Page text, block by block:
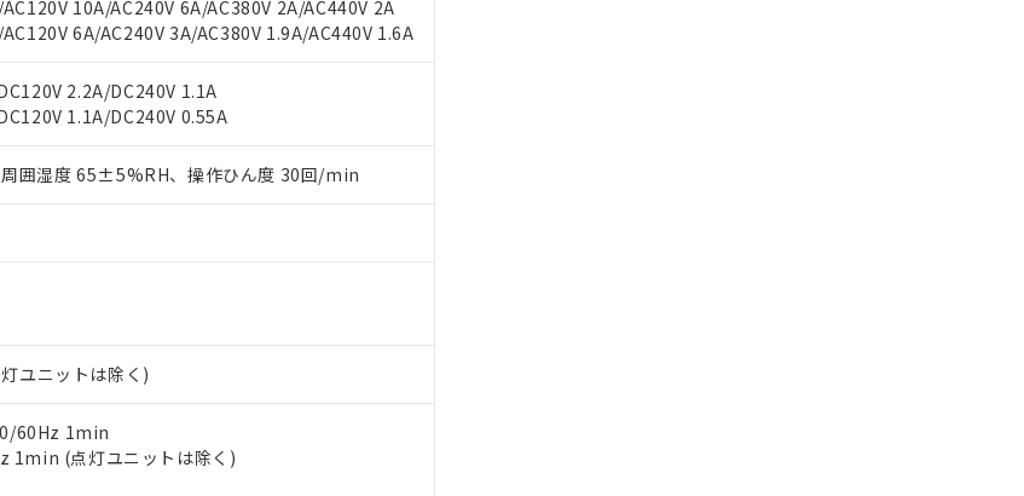
10A/AC240V 6A/AC380V 2A/AC440V 2A
6A/AC240V 3A/AC380V 1.9A/AC440V 1.6A
2.2A/DC240V 1.1A
1.1A/DC240V 0.55A
囲湿度 65±5%RH、操作ひん度 30回/min
ユニットは除く)
60Hz 1min
1min (点灯ユニットは除く)
ださい。
や当社販売拠点は「
販売ネットワーク
スト作成サービス）をご利用いただくには、I-Webメンバーズにご登録され
。
上で当社にご登録された部品リストについて、当社および当社の共同利用者
スに関するお客様との取引・商談に必要な範囲で利用することをご了承くだ
により、予定月が前後することがあります。
ロード
ロードすることができます。
含有証明書
基準）
含有を証明するもので、過去に遡って非含有を証明するものではありません。
応日を記載しておりました。
切替を完了していることから、特段のことがない限り、2022年1月12日よ
のすべてが基準値以下であることを示します。
おいて有害物質が外部に漏えいし、環境に深刻な影響を及ぼさない年数を意
売部門へお問い合わせください。
者に販売する場合は、上記1、2および3の内容を当該第三者に通知します。
合意する キャンセル
いが在庫あり
庫状況については、お客様のお取引先、またはお客様担当のオムロン制御
販売員にご確認ください)
た在庫状況の情報を公開していない機種